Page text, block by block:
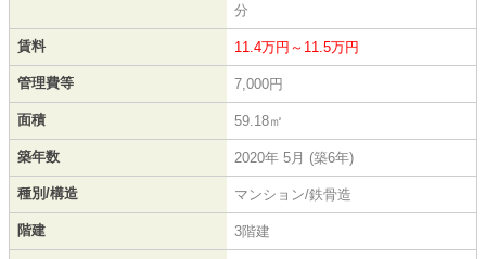
分
賃料 11.4万円～11.5万円
管理費等 7,000円
面積 59.18㎡
築年数 2020年 5月 (築6年)
種別/構造 マンション/鉄骨造
階建 3階建